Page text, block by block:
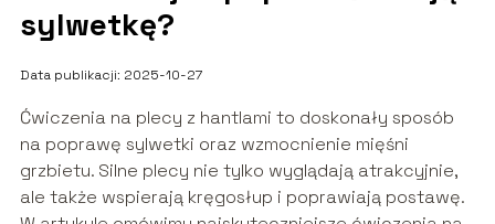
sylwetkę?
Data publikacji: 2025-10-27
Ćwiczenia na plecy z hantlami to doskonały sposób
na poprawę sylwetki oraz wzmocnienie mięśni
grzbietu. Silne plecy nie tylko wyglądają atrakcyjnie,
ale także wspierają kręgosłup i poprawiają postawę.